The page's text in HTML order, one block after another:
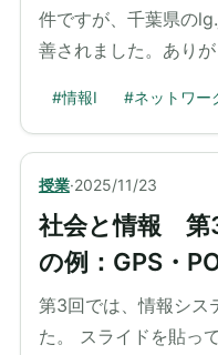
件ですが、千葉県の
善されました。あり
#情報I #ネットワー
授業·2025/11/23
社会と情報 第
の例：GPS・
第3回では、情報シス
た。 スライドを貼っ